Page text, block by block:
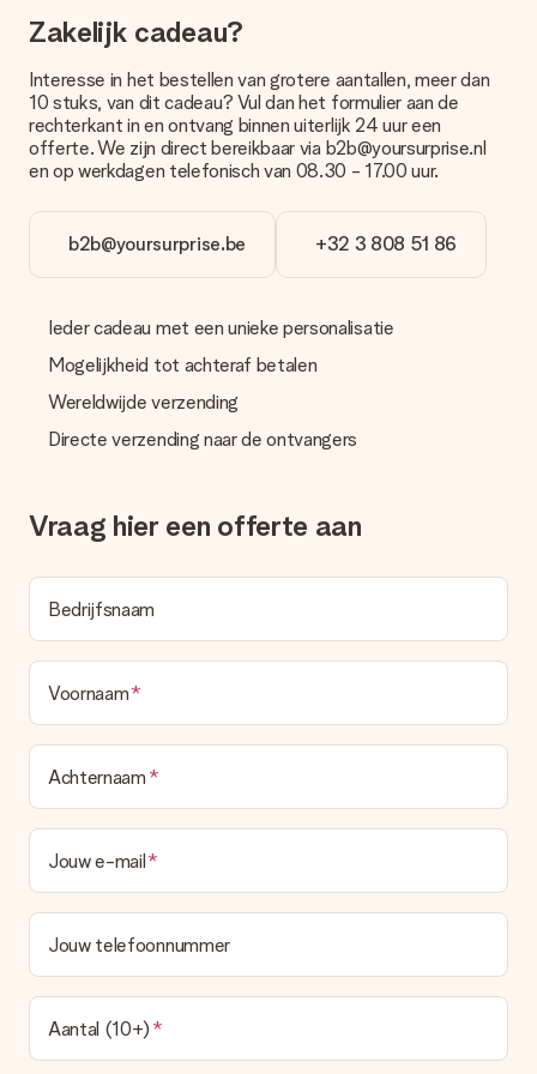
Betalen
Hoe kan ik mijn bestelling betalen?
Wij bieden de volgende betaalmethodes aan: iDeal, Paypal,
creditcard of handmatige overboeking. Hou bij handmatige
overboeking wel rekening met 3 dagen extra levertijd van je
cadeau.
Cadeau ontvangen
Wat als het cadeau toch niet helemaal naar mijn zin is?
We vinden het erg vervelend als je cadeau niet naar wens is
passende oplossing.
Wordt de factuur met de bestelling meegestuurd?
Er wordt geen factuur meegestuurd bij je bestelling. Je
deze ook altijd terugvinden in jouw MySurprise. Je kunt dus
Zakelijk cadeau?
Interesse in het bestellen van grotere aantallen, meer dan
10 stuks, van dit cadeau? Vul dan het formulier aan de
rechterkant in en ontvang binnen uiterlijk 24 uur een
offerte. We zijn direct bereikbaar via b2b@yoursurprise.nl
en op werkdagen telefonisch van 08.30 - 17.00 uur.
b2b@yoursurprise.be +32 3 808 51 86
Ieder cadeau met een unieke personalisatie
Mogelijkheid tot achteraf betalen
Wereldwijde verzending
Directe verzending naar de ontvangers
Vraag hier een offerte aan
Bedrijfsnaam
Voornaam
Achternaam
Jouw e-mail
Jouw telefoonnummer
Aantal (10+)